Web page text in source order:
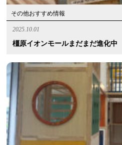
その他おすすめ情報
2025.10.01
橿原イオンモールまだまだ進化中